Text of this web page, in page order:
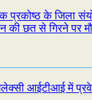
प्रकोष्ठ के जिला
की छत से गिरने पर